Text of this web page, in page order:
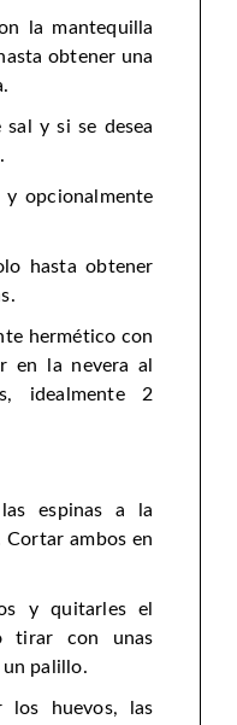
la mantequilla
obtener una
y si se desea
y opcionalmente
hasta obtener
hermético con
en la nevera al
idealmente 2
espinas a la
Cortar ambos en
y quitarles el
tirar con unas
un palillo.
los huevos, las